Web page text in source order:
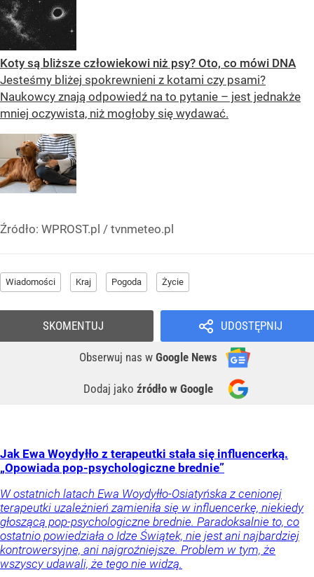
Koty są bliższe człowiekowi niż psy? Oto, co mówi DNA
Jesteśmy bliżej spokrewnieni z kotami czy psami?
Naukowcy znają odpowiedź na to pytanie – jest jednakże
mniej oczywista, niż mogłoby się wydawać.
Źródło: WPROST.pl / tvnmeteo.pl
Wiadomości Kraj Pogoda Życie
UDOSTĘPNIJ
Obserwuj nas w Google News
Dodaj jako źródło w Google
SKOMENTUJ
Jak Ewa Woydyłło z terapeutki stała się influencerką.
„Opowiada pop-psychologiczne brednie”
W ostatnich latach Ewa Woydyłło-Osiatyńska z cenionej
terapeutki uzależnień zamieniła się w influencerkę, niekiedy
głoszącą pop-psychologiczne brednie. Paradoksalnie to, co
ostatnio powiedziała o Idze Świątek, nie jest ani najbardziej
kontrowersyjne, ani najgroźniejsze. Problem w tym, że
wszyscy udawali, że tego nie widzą.